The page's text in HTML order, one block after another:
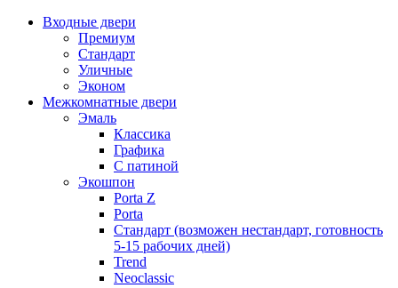
Входные двери
Премиум
Стандарт
Уличные
Эконом
Межкомнатные двери
Эмаль
Классика
Графика
С патиной
Экошпон
Porta Z
Porta
Стандарт (возможен нестандарт, готовность
5-15 рабочих дней)
Trend
Neoclassic